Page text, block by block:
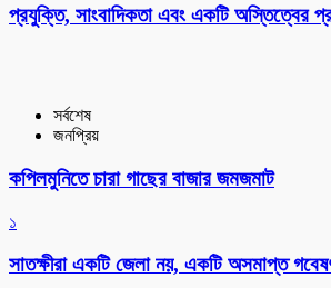
প্রযুক্তি, সাংবাদিকতা এবং একটি অস্তিত্বের
সর্বশেষ
জনপ্রিয়
কপিলমুনিতে চারা গাছের বাজার জমজমাট
১
সাতক্ষীরা একটি জেলা নয়, একটি অসমাপ্ত